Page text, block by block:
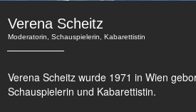
Verena Scheitz
Moderatorin, Schauspielerin, Kabarettistin
Verena Scheitz wurde 1971 in Wien
Schauspielerin und Kabarettistin.